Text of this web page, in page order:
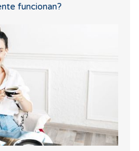
funcionan?